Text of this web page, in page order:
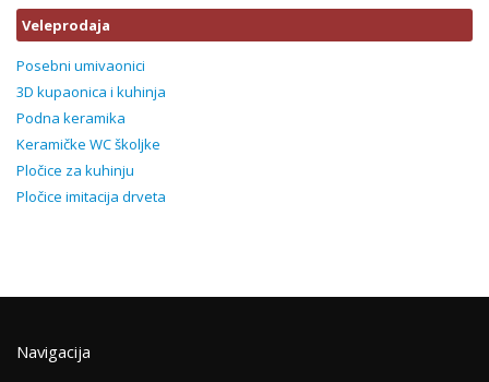
Veleprodaja
Posebni umivaonici
3D kupaonica i kuhinja
Podna keramika
Keramičke WC školjke
Pločice za kuhinju
Pločice imitacija drveta
Navigacija